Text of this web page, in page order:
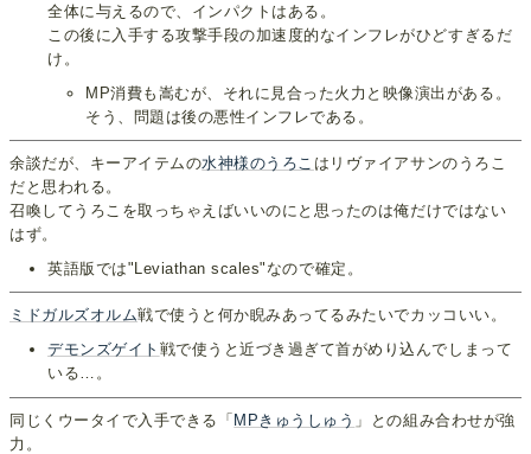
全体に与えるので、インパクトはある。
この後に入手する攻撃手段の加速度的なインフレがひどすぎるだ
け。
MP消費も嵩むが、それに見合った火力と映像演出がある。
そう、問題は後の悪性インフレである。
余談だが、キーアイテムの水神様のうろこ はリヴァイアサンのうろこ
だと思われる。
召喚してうろこを取っちゃえばいいのにと思ったのは俺だけではない
はず。
英語版では"Leviathan scales"なので確定。
ミドガルズオルム戦で使うと何か睨みあってるみたいでカッコいい。
デモンズゲイト 戦で使うと近づき過ぎて首がめり込んでしまって
いる…。
同じくウータイで入手できる「MPきゅうしゅう 」との組み合わせが強
力。